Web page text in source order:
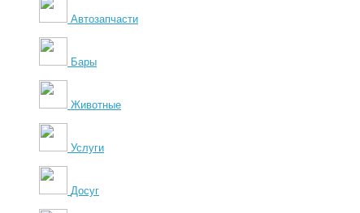
Автозапчасти
Бары
Животные
Услуги
Досуг